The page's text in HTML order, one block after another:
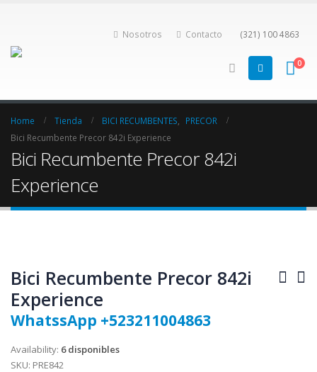
Nosotros Contacto (321) 100 4863
0
Home Tienda BICI RECUMBENTES
PRECOR
Bici Recumbente Precor 842i Experience
Bici Recumbente Precor 842i
Experience
Bici Recumbente Precor 842i
Experience
WhatssApp +523211004863
Availability: 6 disponibles
SKU: PRE842